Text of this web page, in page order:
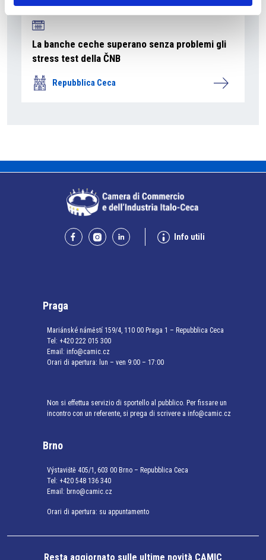
La banche ceche superano senza problemi gli
stress test della ČNB
Repubblica Ceca
Info utili
Praga
Mariánské náměstí 159/4, 110 00 Praga 1 – Repubblica Ceca
Tel: +420 222 015 300
Email: info@camic.cz
Orari di apertura: lun – ven 9:00 – 17:00
Non si effettua servizio di sportello al pubblico. Per fissare un
incontro con un referente, si prega di scrivere a info@camic.cz
Brno
Výstaviště 405/1, 603 00 Brno – Repubblica Ceca
Tel: +420 548 136 340
Email: brno@camic.cz
Orari di apertura: su appuntamento
Resta aggiornato sulle ultime novità CAMIC